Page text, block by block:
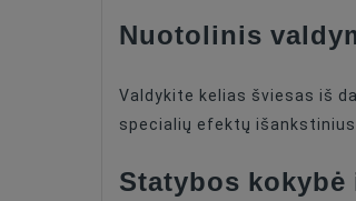
Nuotolinis
Valdykite kelias šviesas iš
specialių efektų
Statybos